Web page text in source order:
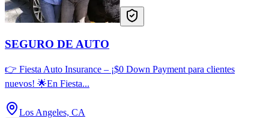
SEGURO DE AUTO
👉 Fiesta Auto Insurance – ¡$0 Down Payment para clientes
nuevos! 🌟En Fiesta...
Los Angeles, CA